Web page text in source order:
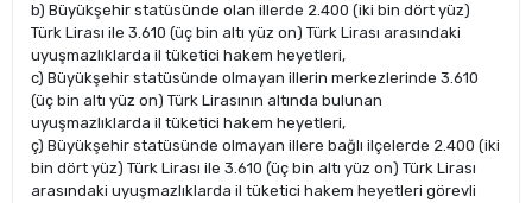
b) Büyükşehir statüsünde olan illerde 2.400 (iki bin dört yüz)
Türk Lirası ile 3.610 (üç bin altı yüz on) Türk Lirası arasındaki
uyuşmazlıklarda il tüketici hakem heyetleri,
c) Büyükşehir statüsünde olmayan illerin merkezlerinde 3.610
(üç bin altı yüz on) Türk Lirasının altında bulunan
uyuşmazlıklarda il tüketici hakem heyetleri,
ç) Büyükşehir statüsünde olmayan illere bağlı ilçelerde 2.400 (iki
bin dört yüz) Türk Lirası ile 3.610 (üç bin altı yüz on) Türk Lirası
arasındaki uyuşmazlıklarda il tüketici hakem heyetleri görevli